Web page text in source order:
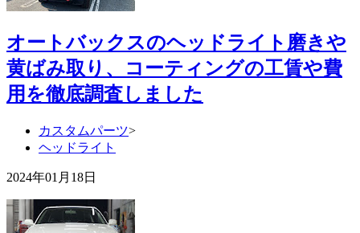
オートバックスのヘッドライト磨きや
黄ばみ取り、コーティングの工賃や費
用を徹底調査しました
カスタムパーツ>
ヘッドライト
2024年01月18日